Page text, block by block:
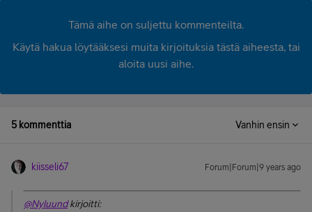
Tämä aihe on suljettu kommenteilta.
Käytä hakua löytääksesi muita kirjoituksia tästä aiheesta, tai
aloita uusi aihe.
5 kommenttia Vanhin ensin
kiisseli67 Forum|Forum|9 years ago
@Nyluundkirjoitti: